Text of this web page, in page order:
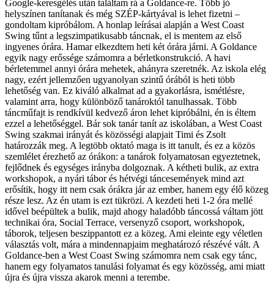
Google-keresgélés után találtam rá a Goldance-re. Több jó
helyszínen tanítanak és még SZÉP-kártyával is lehet fizetni –
gondoltam kipróbálom. A honlap leírásai alapján a West Coast
Swing tűnt a legszimpatikusabb táncnak, el is mentem az első
ingyenes órára. Hamar elkezdtem heti két órára járni. A Goldance
egyik nagy erőssége számomra a bérletkonstrukció. A havi
bérletemmel annyi órára mehetek, ahányra szeretnék. Az iskola elég
nagy, ezért jellemzően ugyanolyan szintű órából is heti több
lehetőség van. Ez kiváló alkalmat ad a gyakorlásra, ismétlésre,
valamint arra, hogy különböző tanároktól tanulhassak. Több
táncműfajt is rendkívül kedvező áron lehet kipróbálni, én is éltem
ezzel a lehetőséggel. Bár sok tanár tanít az iskolában, a West Coast
Swing szakmai irányát és közösségi alapjait Timi és Zsolt
határozzák meg. A legtöbb oktató maga is itt tanult, és ez a közös
szemlélet érezhető az órákon: a tanárok folyamatosan egyeztetnek,
fejlődnek és egységes irányba dolgoznak. A kétheti bulik, az extra
workshopok, a nyári tábor és hétvégi táncesemények mind azt
erősítik, hogy itt nem csak órákra jár az ember, hanem egy élő közeg
része lesz. Az én utam is ezt tükrözi. A kezdeti heti 1-2 óra mellé
idővel beépültek a bulik, majd ahogy haladóbb táncossá váltam jött
technikai óra, Social Terrace, versenyző csoport, workshopok,
táborok, teljesen beszippantott ez a közeg. Ami eleinte egy véletlen
választás volt, mára a mindennapjaim meghatározó részévé vált. A
Goldance-ben a West Coast Swing számomra nem csak egy tánc,
hanem egy folyamatos tanulási folyamat és egy közösség, ami miatt
újra és újra vissza akarok menni a terembe.